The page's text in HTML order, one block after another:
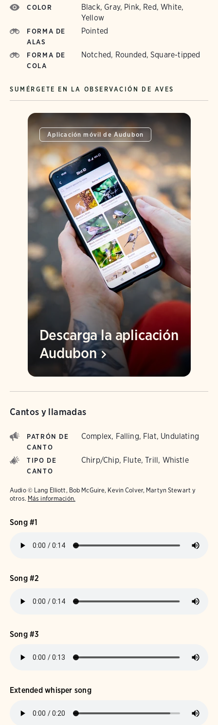
COLOR
Black, Gray, Pink, Red, White,
Yellow
FORMA DE
ALAS
Pointed
FORMA DE
COLA
Notched, Rounded, Square-tipped
SUMÉRGETE EN LA OBSERVACIÓN DE AVES
Aplicación móvil de Audubon
Descarga la aplicación
Audubon
Cantos y llamadas
PATRÓN DE
CANTO
Complex, Falling, Flat, Undulating
TIPO DE
CANTO
Chirp/Chip, Flute, Trill, Whistle
Audio © Lang Elliott, Bob McGuire, Kevin Colver, Martyn Stewart y
otros. Más información.
Song #1
Song #2
Song #3
Extended whisper song